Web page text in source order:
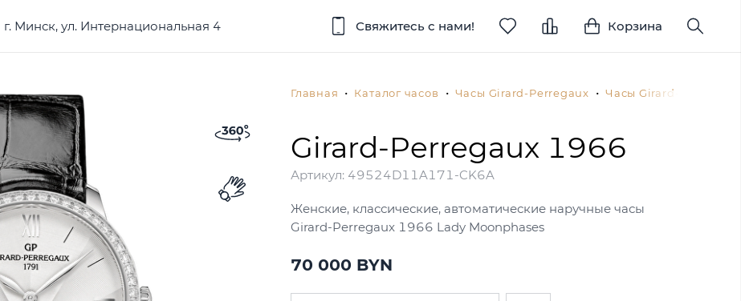
г. Минск, ул. Интернациональная 4 Свяжитесь с нами! Корзина
Главная Каталог часов Часы Girard-Perregaux Часы Girard-
Girard-Perregaux 1966
Артикул: 49524D11A171-CK6A
Женские, классические, автоматические наручные часы
Girard-Perregaux 1966 Lady Moonphases
70 000 BYN